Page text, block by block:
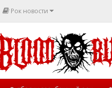
Рок новости